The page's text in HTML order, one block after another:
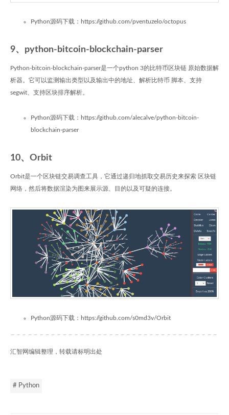
Python源码下载：https://github.com/pventuzelo/octopus
9、python-bitcoin-blockchain-parser
Python-bitcoin-blockchain-parser是一个python 3的比特币区块链 原始数据解
析器。它可以监测输出类型以及输出中的地址、解析比特币 脚本、支持
segwit、支持区块排序解析。
Python源码下载：https://github.com/alecalve/python-bitcoin-
blockchain-parser
10、Orbit
Orbit是一个区块链交易调查工具，它通过递归地抓取交易历史来探索 区块链
网络，然后将数据渲染为图来展示源、目的以及可疑的连接。
Python源码下载：https://github.com/s0md3v/Orbit
汇智网编辑整理，转载请标明出处
# Python